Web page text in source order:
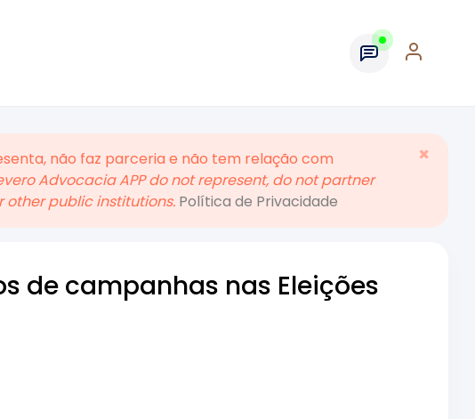
não faz parceria e não tem relação com
Advocacia APP do not represent, do not partner
other public institutions. Política de Privacidade
×
de campanhas nas Eleições